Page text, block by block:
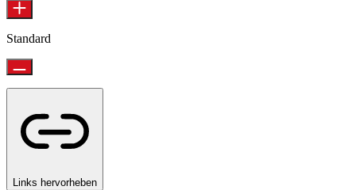
Standard
Links hervorheben